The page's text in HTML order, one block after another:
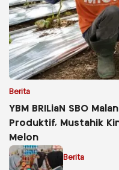
Berita
YBM BRILiaN SBO
Produktif, Mustahik
Melon
Berita